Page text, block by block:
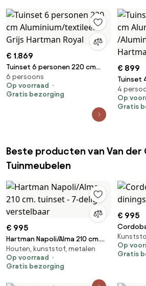
€ 1.869
Tuinset 6 personen 220 cm
Aluminium/textileen Grijs
Hartman Royal
6 persoons
Op voorraad
Gratis bezorging
€ 899
Tuinset
/
4
Op
Gratis
Beste producten van Van der
Tuinmeubelen
€ 995
Hartman Napoli/Alma 210 cm.
tuinset - 7-delig verstelbaar
Houten, kunststof, metalen
Op voorraad
Gratis bezorging
€ 995
Rechts
Op
Gratis